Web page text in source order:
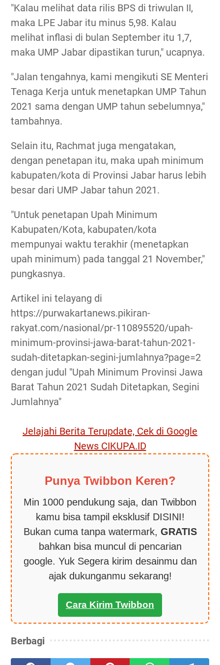
"Kalau melihat data rilis BPS di triwulan II,
maka LPE Jabar itu minus 5,98. Kalau
melihat inflasi di bulan September itu 1,7,
maka UMP Jabar dipastikan turun," ucapnya.
"Jalan tengahnya, kami mengikuti SE Menteri
Tenaga Kerja untuk menetapkan UMP Tahun
2021 sama dengan UMP tahun sebelumnya,"
tambahnya.
Selain itu, Rachmat juga mengatakan,
dengan penetapan itu, maka upah minimum
kabupaten/kota di Provinsi Jabar harus lebih
besar dari UMP Jabar tahun 2021.
"Untuk penetapan Upah Minimum
Kabupaten/Kota, kabupaten/kota
mempunyai waktu terakhir (menetapkan
upah minimum) pada tanggal 21 November,"
pungkasnya.
Artikel ini telayang di
https://purwakartanews.pikiran-
rakyat.com/nasional/pr-110895520/upah-
minimum-provinsi-jawa-barat-tahun-2021-
sudah-ditetapkan-segini-jumlahnya?page=2
dengan judul "Upah Minimum Provinsi Jawa
Barat Tahun 2021 Sudah Ditetapkan, Segini
Jumlahnya"
Jelajahi Berita Terupdate, Cek di Google
News CIKUPA.ID
Punya Twibbon Keren?
Min 1000 pendukung saja, dan Twibbon
kamu bisa tampil eksklusif DISINI!
Bukan cuma tanpa watermark, GRATIS
bahkan bisa muncul di pencarian
google. Yuk Segera kirim desainmu dan
ajak dukunganmu sekarang!
Cara Kirim Twibbon
Berbagi